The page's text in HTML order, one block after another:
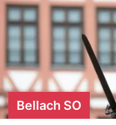
Bellach SO